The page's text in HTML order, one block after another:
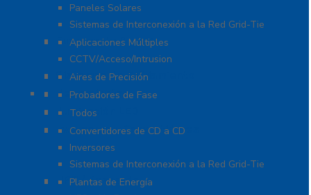
Paneles Solares
Sistemas de Interconexión a la Red Grid-Tie
Fuentes de Poder
Aplicaciones Múltiples
CCTV/Acceso/Intrusion
Sistemas de Enfriamiento
Aires de Precisión
Herramientas
Probadores de Fase
Iluminación LED
Todos
Inversores y Convertidores
Convertidores de CD a CD
Inversores
Sistemas de Interconexión a la Red Grid-Tie
UPS / Respaldo
Plantas de Energía